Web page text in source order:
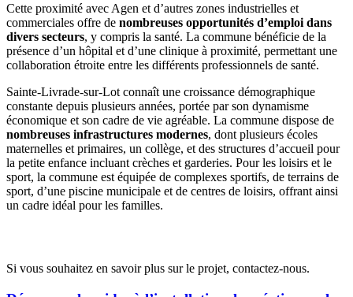
Cette proximité avec Agen et d’autres zones industrielles et
commerciales offre de nombreuses opportunités d’emploi dans
divers secteurs, y compris la santé. La commune bénéficie de la
présence d’un hôpital et d’une clinique à proximité, permettant une
collaboration étroite entre les différents professionnels de santé.
Sainte-Livrade-sur-Lot connaît une croissance démographique
constante depuis plusieurs années, portée par son dynamisme
économique et son cadre de vie agréable. La commune dispose de
nombreuses infrastructures modernes, dont plusieurs écoles
maternelles et primaires, un collège, et des structures d’accueil pour
la petite enfance incluant crèches et garderies. Pour les loisirs et le
sport, la commune est équipée de complexes sportifs, de terrains de
sport, d’une piscine municipale et de centres de loisirs, offrant ainsi
un cadre idéal pour les familles.
Si vous souhaitez en savoir plus sur le projet, contactez-nous.